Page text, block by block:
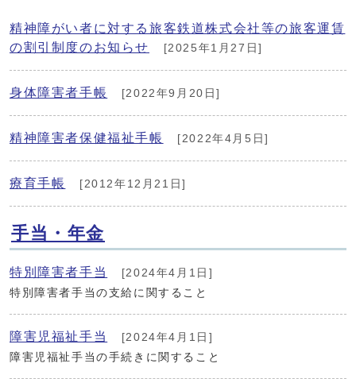
精神障がい者に対する旅客鉄道株式会社等の旅客運賃
の割引制度のお知らせ
[2025年1月27日]
身体障害者手帳 [2022年9月20日]
精神障害者保健福祉手帳 [2022年4月5日]
療育手帳 [2012年12月21日]
手当・年金
特別障害者手当
[2024年4月1日]
特別障害者手当の支給に関すること
障害児福祉手当
[2024年4月1日]
障害児福祉手当の手続きに関すること